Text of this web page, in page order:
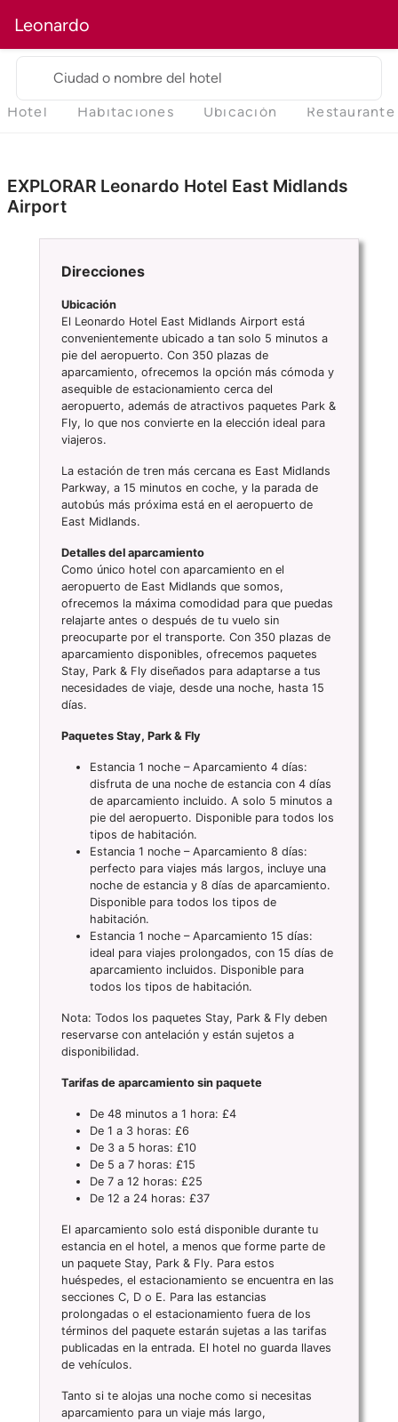
Leonardo
Ciudad o nombre del hotel
Hotel Habitaciones Ubicación Restaurante
EXPLORAR Leonardo Hotel East Midlands
Airport
Direcciones
Ubicación
El Leonardo Hotel East Midlands Airport está
convenientemente ubicado a tan solo 5 minutos a
pie del aeropuerto. Con 350 plazas de
aparcamiento, ofrecemos la opción más cómoda y
asequible de estacionamiento cerca del
aeropuerto, además de atractivos paquetes Park &
Fly, lo que nos convierte en la elección ideal para
viajeros.
La estación de tren más cercana es East Midlands
Parkway, a 15 minutos en coche, y la parada de
autobús más próxima está en el aeropuerto de
East Midlands.
Detalles del aparcamiento
Como único hotel con aparcamiento en el
aeropuerto de East Midlands que somos,
ofrecemos la máxima comodidad para que puedas
relajarte antes o después de tu vuelo sin
preocuparte por el transporte. Con 350 plazas de
aparcamiento disponibles, ofrecemos paquetes
Stay, Park & Fly diseñados para adaptarse a tus
necesidades de viaje, desde una noche, hasta 15
días.
Paquetes Stay, Park & Fly
Estancia 1 noche – Aparcamiento 4 días:
disfruta de una noche de estancia con 4 días
de aparcamiento incluido. A solo 5 minutos a
pie del aeropuerto. Disponible para todos los
tipos de habitación.
Estancia 1 noche – Aparcamiento 8 días:
perfecto para viajes más largos, incluye una
noche de estancia y 8 días de aparcamiento.
Disponible para todos los tipos de
habitación.
Estancia 1 noche – Aparcamiento 15 días:
ideal para viajes prolongados, con 15 días de
aparcamiento incluidos. Disponible para
todos los tipos de habitación.
Nota: Todos los paquetes Stay, Park & Fly deben
reservarse con antelación y están sujetos a
disponibilidad.
Tarifas de aparcamiento sin paquete
De 48 minutos a 1 hora: £4
De 1 a 3 horas: £6
De 3 a 5 horas: £10
De 5 a 7 horas: £15
De 7 a 12 horas: £25
De 12 a 24 horas: £37
El aparcamiento solo está disponible durante tu
estancia en el hotel, a menos que forme parte de
un paquete Stay, Park & Fly. Para estos
huéspedes, el estacionamiento se encuentra en las
secciones C, D o E. Para las estancias
prolongadas o el estacionamiento fuera de los
términos del paquete estarán sujetas a las tarifas
publicadas en la entrada. El hotel no guarda llaves
de vehículos.
Tanto si te alojas una noche como si necesitas
aparcamiento para un viaje más largo,